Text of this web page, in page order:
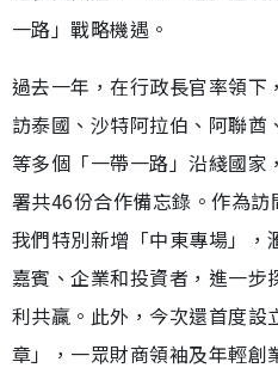
一路」戰略機遇。
過去一年，在行政長官率領下
訪泰國、沙特阿拉伯、阿聯酋
等多個「一帶一路」沿綫國
署共46份合作備忘錄。作為
我們特別新增「中東專場」，
嘉賓、企業和投資者，進一步
利共贏。此外，今次還首度設
章」，一眾財商領袖及年輕創